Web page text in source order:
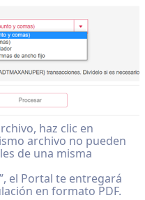
haz clic en
archivo no pueden
de una misma
el Portal te entregará
en formato PDF.